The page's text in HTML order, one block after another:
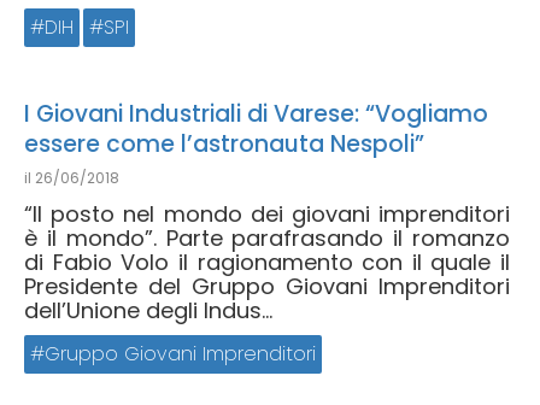
DIH SPI
I Giovani Industriali di Varese: “Vogliamo
essere come l’astronauta Nespoli”
il 26/06/2018
“Il posto nel mondo dei giovani imprenditori
è il mondo”. Parte parafrasando il romanzo
di Fabio Volo il ragionamento con il quale il
Presidente del Gruppo Giovani Imprenditori
dell’Unione degli Indus...
Gruppo Giovani Imprenditori